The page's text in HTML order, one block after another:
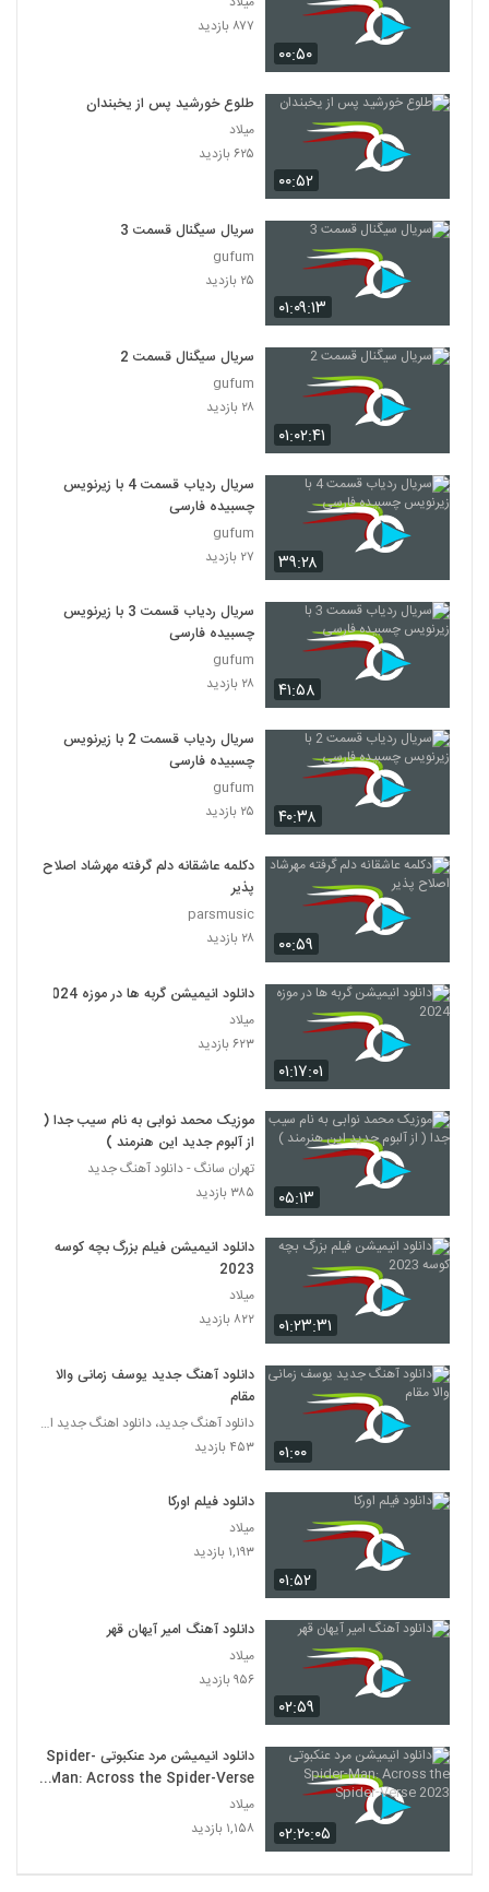
۰۰:۵۰
۸۷۷ بازدید
۰۰:۵۲
طلوع خورشید پس از یخبندان
میلاد
۶۲۵ بازدید
۰۱:۰۹:۱۳
سریال سیگنال قسمت 3
gufum
۲۵ بازدید
۰۱:۰۲:۴۱
سریال سیگنال قسمت 2
gufum
۲۸ بازدید
۳۹:۲۸
سریال ردیاب قسمت 4 با زیرنویس
چسبیده فارسی
gufum
۲۷ بازدید
۴۱:۵۸
سریال ردیاب قسمت 3 با زیرنویس
چسبیده فارسی
gufum
۲۸ بازدید
۴۰:۳۸
سریال ردیاب قسمت 2 با زیرنویس
چسبیده فارسی
gufum
۲۵ بازدید
۰۰:۵۹
دکلمه عاشقانه دلم گرفته مهرشاد اصلاح
پذیر
parsmusic
۲۸ بازدید
۰۱:۱۷:۰۱
دانلود انیمیشن گربه ها در موزه 2024
میلاد
۶۲۳ بازدید
۰۵:۱۳
موزیک محمد نوابی به نام سیب جدا (
از آلبوم جدید این هنرمند )
تهران سانگ - دانلود آهنگ جدید
۳۸۵ بازدید
۰۱:۲۳:۳۱
دانلود انیمیشن فیلم بزرگ بچه‌ کوسه
2023
میلاد
۸۲۲ بازدید
۰۱:۰۰
دانلود آهنگ جدید یوسف زمانی والا
مقام
دانلود آهنگ جدید، دانلود اهنگ جدید ایرانی
۴۵۳ بازدید
۰۱:۵۲
دانلود فیلم اورکا
میلاد
۱,۱۹۳ بازدید
۰۲:۵۹
دانلود آهنگ امیر آیهان قهر
میلاد
۹۵۶ بازدید
۰۲:۲۰:۰۵
دانلود انیمیشن مرد عنکبوتی Spider-
Man: Across the Spider-Verse
2023
میلاد
۱,۱۵۸ بازدید